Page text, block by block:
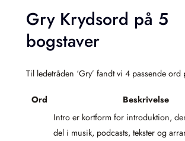
Gry Krydsord på 5
bogstaver
Til ledetråden ‘Gry’ fandt vi 4 passende ord
Ord Beskrivelse
Intro er kortform for introduktion,
del i musik, podcasts, tekster og